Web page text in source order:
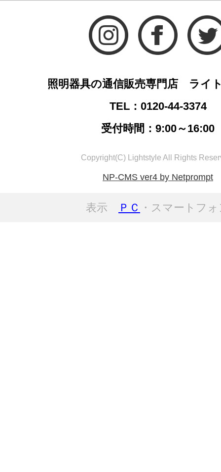
照明器具の通信販売専門店 ライ
TEL：0120-44-3374
受付時間：9:00～16:00
Copyright(C) Lightstyle All Rights
NP-CMS ver4 by Netprompt
表示 ＰＣ ・スマートフ